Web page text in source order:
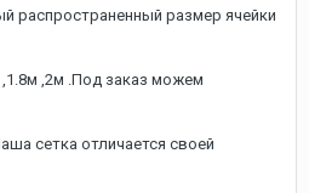
распространенный размер ячейки
,2м .Под заказ можем
сетка отличается своей